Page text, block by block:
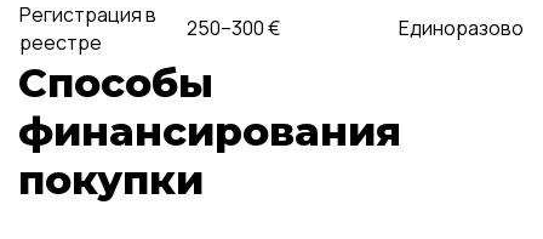
Регистрация в
реестре
250–300 € Единоразово
Способы
финансирования
покупки